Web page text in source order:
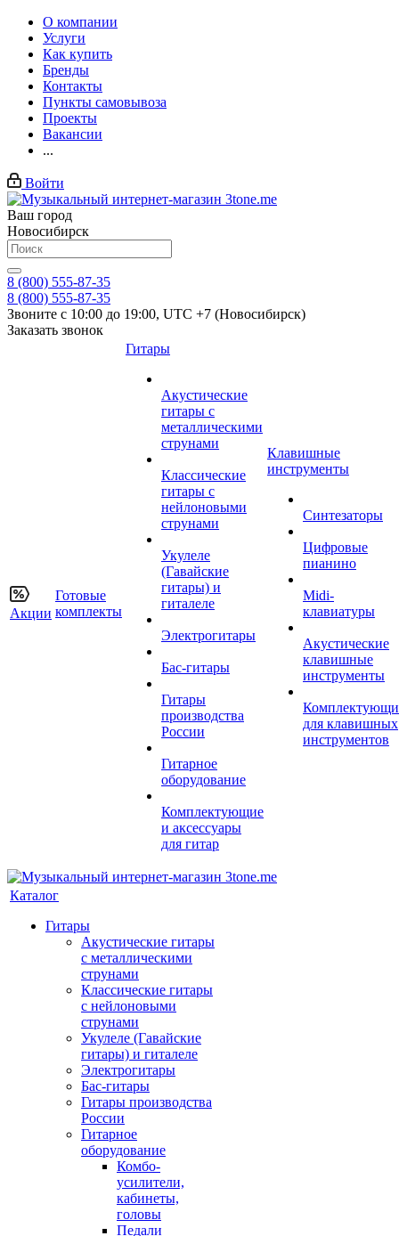
О компании
Услуги
Как купить
Бренды
Контакты
Пункты самовывоза
Проекты
Вакансии
...
Войти
Ваш город
Новосибирск
8 (800) 555-87-35
8 (800) 555-87-35
Звоните с 10:00 до 19:00, UTC +7 (Новосибирск)
Заказать звонок
Акции
Готовые
комплекты
Гитары
Акустические
гитары с
металлическими
струнами
Классические
гитары с
нейлоновыми
струнами
Укулеле
(Гавайские
гитары) и
гиталеле
Электрогитары
Бас-гитары
Гитары
производства
России
Гитарное
оборудование
Комплектующие
и аксессуары
для гитар
Клавишные
инструменты
Синтезаторы
Цифровые
пианино
Midi-
клавиатуры
Акустические
клавишные
инструменты
для клавишных
инструментов
Каталог
Гитары
Акустические гитары
с металлическими
струнами
Классические гитары
с нейлоновыми
струнами
Укулеле (Гавайские
гитары) и гиталеле
Электрогитары
Бас-гитары
Гитары производства
России
Гитарное
оборудование
Комбо-
усилители,
кабинеты,
головы
Педали